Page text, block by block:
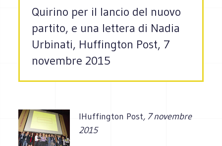
Quirino per il lancio del nuovo
partito, e una lettera di Nadia
Urbinati, Huffington Post, 7
novembre 2015
IHuffington Post, 7 novembre
2015